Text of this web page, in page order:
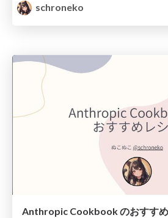
schroneko
Anthropic Cookbook のおすす